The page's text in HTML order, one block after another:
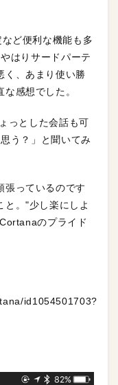
ど便利な機能も多
はりサードパーテ
く、あまり使い勝
感想でした。
っとした会話も可
う？」と聞いてみ
張っているのです
と。"少し楽にしよ
のプライド
id1054501703?